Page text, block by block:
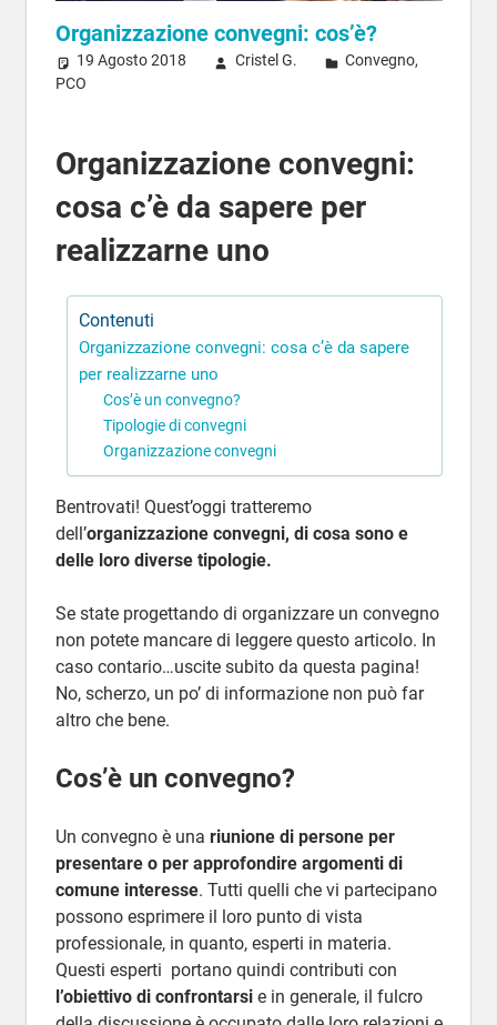
Organizzazione convegni: cos’è?
19 Agosto 2018 Cristel G. Convegno,
PCO
Organizzazione convegni:
cosa c’è da sapere per
realizzarne uno
Contenuti
Organizzazione convegni: cosa c’è da sapere
per realizzarne uno
Cos’è un convegno?
Tipologie di convegni
Organizzazione convegni
Bentrovati! Quest’oggi tratteremo
dell’organizzazione convegni, di cosa sono e
delle loro diverse tipologie.
Se state progettando di organizzare un convegno
non potete mancare di leggere questo articolo. In
caso contario…uscite subito da questa pagina!
No, scherzo, un po’ di informazione non può far
altro che bene.
Cos’è un convegno?
Un convegno è una riunione di persone per
presentare o per approfondire argomenti di
comune interesse. Tutti quelli che vi partecipano
possono esprimere il loro punto di vista
professionale, in quanto, esperti in materia.
Questi esperti portano quindi contributi con
l’obiettivo di confrontarsie in generale, il fulcro